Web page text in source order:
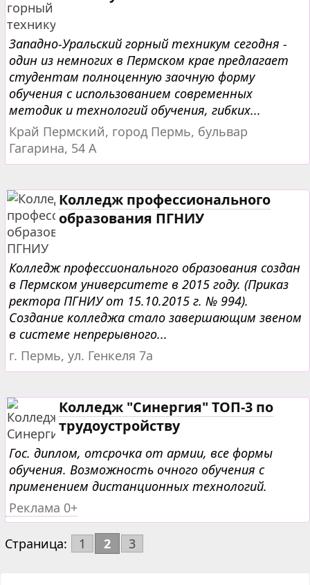
Западно-Уральский горный техникум сегодня -
один из немногих в Пермском крае предлагает
студентам полноценную заочную форму
обучения с использованием современных
методик и технологий обучения, гибких...
Край Пермский, город Пермь, бульвар
Гагарина, 54 А
Колледж профессионального
образования ПГНИУ
Колледж профессионального образования создан
в Пермском университете в 2015 году. (Приказ
ректора ПГНИУ от 15.10.2015 г. № 994).
Создание колледжа стало завершающим звеном
в системе непрерывного...
г. Пермь, ул. Генкеля 7а
Колледж "Синергия" ТОП-3 по
трудоустройству
Гос. диплом, отсрочка от армии, все формы
обучения. Возможность очного обучения с
применением дистанционных технологий.
Реклама 0+
Страница: 1 2 3